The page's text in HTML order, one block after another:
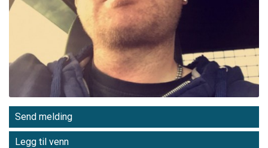
Send melding
Legg til venn